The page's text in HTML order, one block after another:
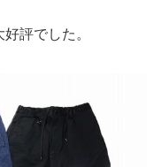
評でした。